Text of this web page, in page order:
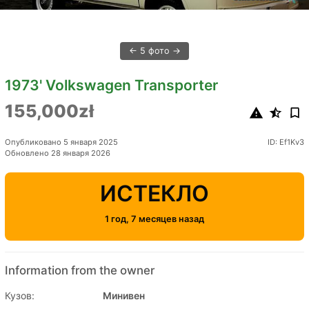
5 фото
1973' Volkswagen Transporter
155,000zł
Опубликовано 5 января 2025
Обновлено 28 января 2026
ID: Ef1Kv3
ИСТЕКЛО
1 год, 7 месяцев назад
Information from the owner
Кузов:
Минивен